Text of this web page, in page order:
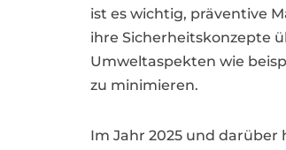
ist es wichtig, präventive
ihre Sicherheitskonzepte
Umweltaspekten wie
zu minimieren.
Im Jahr 2025 und